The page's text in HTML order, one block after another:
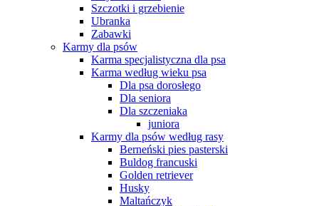
Szczotki i grzebienie
Ubranka
Zabawki
Karmy dla psów
Karma specjalistyczna dla psa
Karma według wieku psa
Dla psa dorosłego
Dla seniora
Dla szczeniaka
juniora
Karmy dla psów według rasy
Berneński pies pasterski
Buldog francuski
Golden retriever
Husky
Maltańczyk